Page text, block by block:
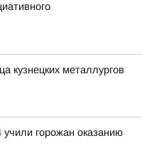
кузнецких металлургов
горожан оказанию